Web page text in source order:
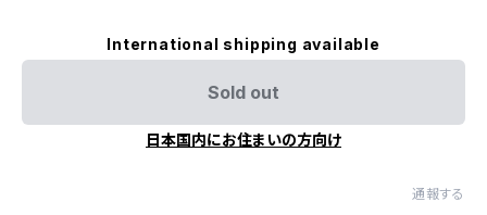
International shipping available
Sold out
日本国内にお住まいの方向け
通報する